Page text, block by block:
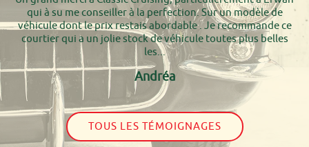
qui à su me conseiller à la perfection. Sur un modèle de
véhicule dont le prix restais abordable . Je recommande ce
courtier qui a un jolie stock de véhicule toutes plus belles
les...
Andréa
TOUS LES TÉMOIGNAGES